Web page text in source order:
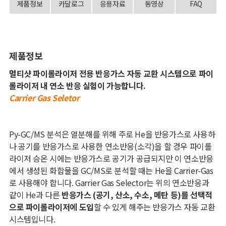
제품정보 카달로그 응용자료 동영상 FAQ
제품정보
멀티샷 파이롤라이저 전용 반응가스 자동 교환 시스템으로 파이
롤라이저 내 연소 반응 실험이 가능합니다.
Carrier Gas Seletor
Py-GC/MS 분석은 열분해를 위해 주로 He을 반응가스로 사용하
나 공기를 반응가스로 사용한 연소반응(소각)을 할 경우 파이롤
라이저 승온 시에는 반응가스로 공기가 공급되지만 이 연소반응
에서 생성된 화합물을GC/MS로 분석할 때는 He을Carrier-Gas
로 사용해야 합니다. Garrier Gas Selector는 위의 연소반응과
같이 He과 다른 반응가스 (공기, 산소,수소, 메탄 등)를 선택적
으로 파이롤라이저에 도입할 수 있게 해주는 반응가스 자동 교환
시스템입니다.